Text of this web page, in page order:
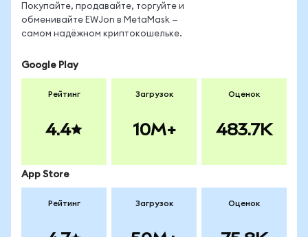
Покупайте, продавайте, торгуйте и
обменивайте EWJon в MetaMask —
самом надёжном криптокошельке.
Google Play
Рейтинг
4.4
Загрузок
10M+
Оценок
483.7K
App Store
Рейтинг Загрузок Оценок